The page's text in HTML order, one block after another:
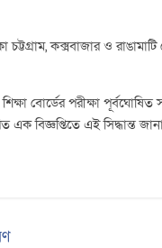
চট্টগ্রাম, কক্সবাজার ও
বোর্ডের পরীক্ষা পূর্বঘোষিত
এক বিজ্ঞপ্তিতে এই সিদ্ধান্ত